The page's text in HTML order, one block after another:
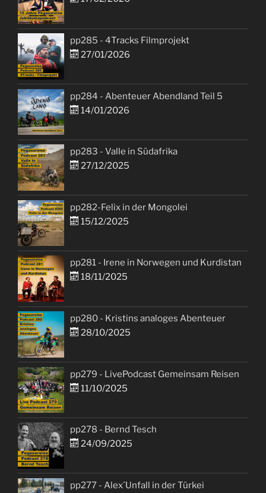
pp285 - 4Tracks Filmprojekt
27/01/2026
pp284 - Abenteuer Abendland Teil 5
14/01/2026
pp283 - Valle in Südafrika
27/12/2025
pp282-Felix in der Mongolei
15/12/2025
pp281 - Irene in Norwegen und Kurdistan
18/11/2025
pp280 - Kristins analoges Abenteuer
28/10/2025
pp279 - LivePodcast Gemeinsam Reisen
11/10/2025
pp278 - Bernd Tesch
24/09/2025
pp277 - Alex´Unfall in der Türkei